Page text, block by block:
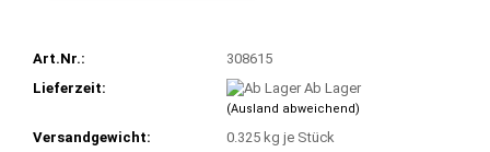
Art.Nr.:
308615
Lieferzeit:
Ab Lager
(Ausland abweichend)
Versandgewicht: 0.325kg je Stück